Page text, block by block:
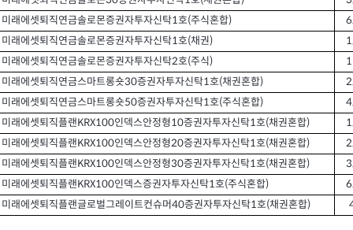
미래에셋퇴직연금솔로몬증권자투자신탁1호(주식혼합)
미래에셋퇴직연금솔로몬증권자투자신탁1호(채권)
미래에셋퇴직연금솔로몬증권자투자신탁2호(주식)
미래에셋퇴직연금스마트롱숏30증권자투자신탁1호(채권혼합)
미래에셋퇴직연금스마트롱숏50증권자투자신탁1호(주식혼합)
미래에셋퇴직플랜KRX100인덱스안정형10증권자투자신탁1호(채권혼합)
미래에셋퇴직플랜KRX100인덱스안정형20증권자투자신탁1호(채권혼합)
미래에셋퇴직플랜KRX100인덱스안정형30증권자투자신탁1호(채권혼합)
미래에셋퇴직플랜KRX100인덱스증권자투자신탁1호(주식혼합)
미래에셋퇴직플랜글로벌그레이트컨슈머40증권자투자신탁1호(채권혼합)